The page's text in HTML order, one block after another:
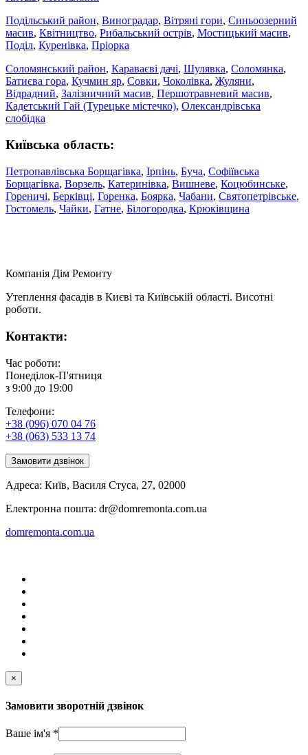
Подільський район, Виноградар, Вітряні гори, Синьоозерний
масив, Квітництво, Рибальський острів, Мостицький масив,
Поділ, Куренівка, Пріорка
Соломянський район, Караваєві дачі, Шулявка, Соломянка,
Батиєва гора, Кучмин яр, Совки, Чоколівка, Жуляни,
Відрадний, Залізничний масив, Першотравневий масив,
Кадетський Гай (Турецьке містечко), Олександрівська
слобідка
Київська область:
Петропавлівська Борщагівка, Ірпінь, Буча, Софіївська
Борщагівка, Ворзель, Катеринівка, Вишневе, Коцюбинське,
Гореничі, Берківці, Горенка, Боярка, Чабани, Святопетрівське,
Гостомель, Чайки, Гатне, Білогородка, Крюківщина
Компанія Дім Ремонту
Утеплення фасадів в Києві та Київській області. Висотні
роботи.
Контакти:
Час роботи:
Понеділок-П'ятниця
з 9:00 до 19:00
Телефони:
+38 (096) 070 04 76
+38 (063) 533 13 74
Замовити дзвінок
Адреса: Київ, Василя Стуса, 27, 02000
Електронна пошта: dr@domremonta.com.ua
domremonta.com.ua
×
Замовити зворотній дзвінок
Ваше ім'я *